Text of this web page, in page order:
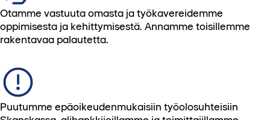
Otamme vastuuta omasta ja työkavereidemme
oppimisesta ja kehittymisestä. Annamme toisillemme
rakentavaa palautetta.
Puutumme epäoikeudenmukaisiin työolosuhteisiin